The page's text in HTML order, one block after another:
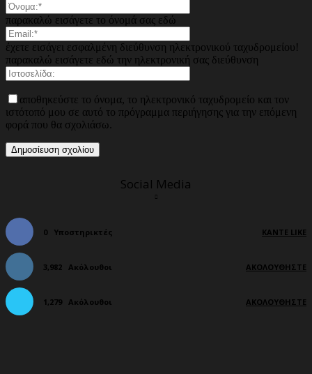
παρακαλώ εισάγετε το όνομά σας εδώ
έχετε εισάγει εσφαλμένη διεύθυνση ηλεκτρονικού ταχυδρομείου!
παρακαλώ εισάγετε εδώ την ηλεκτρονική σας διεύθυνση
αποθηκεύστε το όνομα, το ηλεκτρονικό ταχυδρομείο και τον
ιστότοπό μου σε αυτό το πρόγραμμα περιήγησης για την επόμενη
φορά που θα σχολιάσω.
Social Media
0 Υποστηρικτές ΚΆΝΤΕ LIKE
3,982 Ακόλουθοι ΑΚΟΛΟΥΘΉΣΤΕ
1,279 Ακόλουθοι ΑΚΟΛΟΥΘΉΣΤΕ